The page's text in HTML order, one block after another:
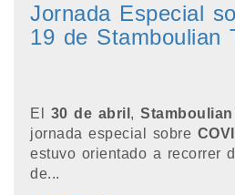
Jornada Especial
19 de Stamboulian
El 30 de abril ,
jornada especial sobre
estuvo orientado a recorrer
de...